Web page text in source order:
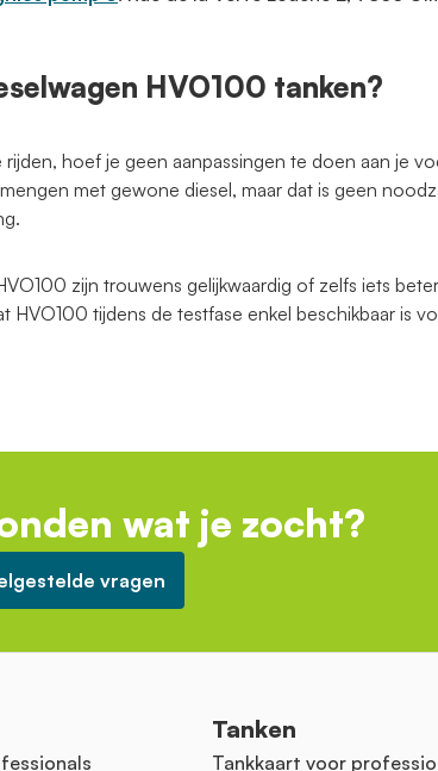
HVO100 tanken?
hoef je geen aanpassingen te doen aan je
met gewone diesel, maar dat is geen
zijn trouwens gelijkwaardig of zelfs iets
HVO100 tijdens de testfase enkel beschikbaar is
wat je zocht?
vragen
Tanken
Tankkaart voor